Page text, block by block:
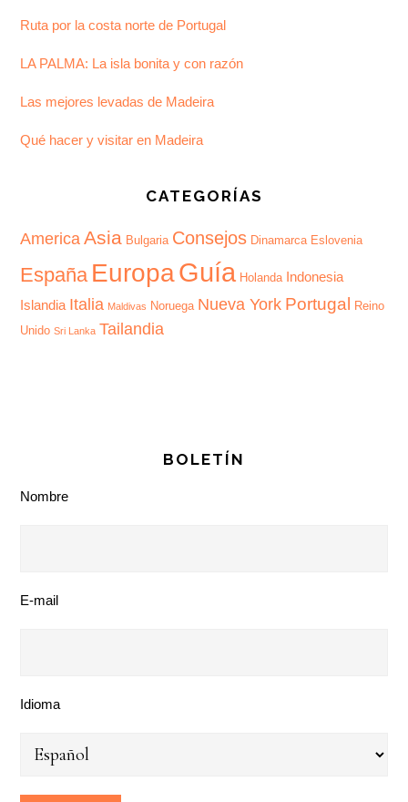
Ruta por la costa norte de Portugal
LA PALMA: La isla bonita y con razón
Las mejores levadas de Madeira
Qué hacer y visitar en Madeira
CATEGORÍAS
America Asia Bulgaria Consejos Dinamarca Eslovenia
España EuropaGuía Holanda Indonesia
Islandia Italia Maldivas Noruega Nueva York Portugal Reino
Unido Sri Lanka Tailandia
BOLETÍN
Nombre
E-mail
Idioma